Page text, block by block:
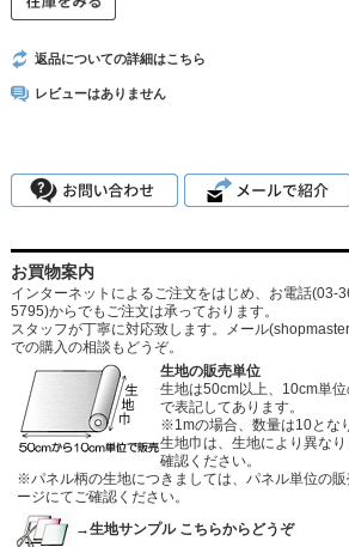
返品についての詳細はこちら
レビューはありません
お買物案内
インターネットによるご注文をはじめ、お電話(03-
5795)からでもご注文は承っております。
スタッフが丁寧に対応致します。メール
での購入の相談もどうぞ。
生地の販売単位
生地は50cm以上、10cm単
で表記してあります。
※1mの場合、数量は10とな
生地巾は、生地により異な
確認ください。
※パネル柄の生地につきましては、パネル単位の
ージにてご確認ください。
→生地サンプル こちらからどうぞ